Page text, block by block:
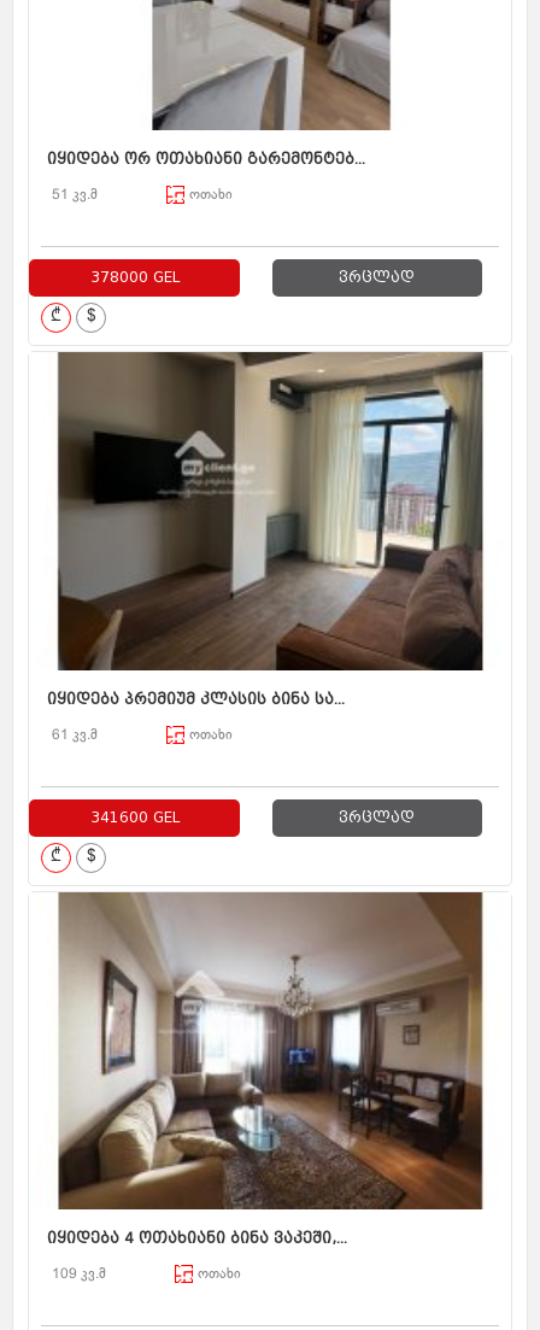
იყიდება ორ ოთახიანი გარემონტებ...
51 კვ.მ ოთახი
378000 GEL ვრცლად
₾ $
იყიდება პრემიუმ კლასის ბინა სა...
61 კვ.მ ოთახი
341600 GEL ვრცლად
₾ $
იყიდება 4 ოთახიანი ბინა ვაკეში,...
109 კვ.მ ოთახი